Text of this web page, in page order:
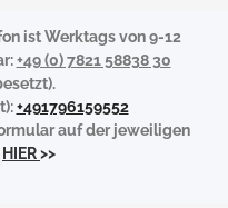
ist Werktags von 9-12
+49 (0) 7821 58838 30
+491796159552
auf der jeweiligen
HIER>>